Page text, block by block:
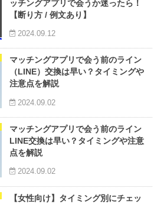
ッチングアプリで会うか迷ったら！
【断り方 / 例文あり】
2024.09.12
マッチングアプリで会う前のライン
（LINE）交換は早い？タイミングや
注意点を解説
2024.09.02
マッチングアプリで会う前のライン
LINE交換は早い？タイミングや注意
点を解説
2024.09.02
【女性向け】タイミング別にチェッ